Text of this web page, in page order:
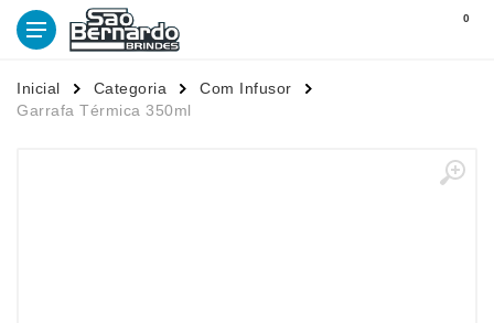
0
Inicial Categoria
Com Infusor
Garrafa Térmica 350ml